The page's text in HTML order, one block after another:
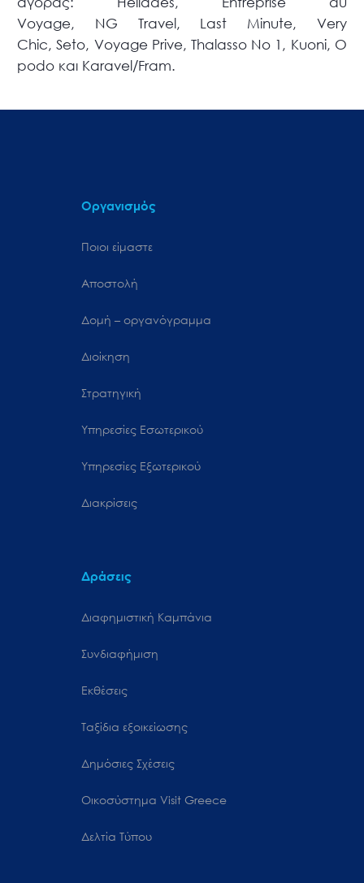
Voyage, NG Travel, Last Minute, Very
Chic, Seto, Voyage Prive, Thalasso No 1, Kuoni, O
podo και Karavel/Fram.
Οργανισμός
Ποιοι είμαστε
Αποστολή
Δομή – οργανόγραμμα
Διοίκηση
Στρατηγική
Υπηρεσίες Εσωτερικού
Υπηρεσίες Εξωτερικού
Διακρίσεις
Δράσεις
Διαφημιστική Καμπάνια
Συνδιαφήμιση
Εκθέσεις
Ταξίδια εξοικείωσης
Δημόσιες Σχέσεις
Oικοσύστημα Visit Greece
Δελτία Τύπου